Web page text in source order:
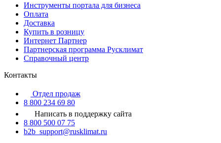
Инструменты портала для бизнеса
Оплата
Доставка
Купить в розницу
Интернет Партнер
Партнерская программа Русклимат
Справочный центр
Контакты
Отдел продаж
8 800 234 69 80
Написать в поддержку сайта
8 800 500 07 75
b2b_support@rusklimat.ru